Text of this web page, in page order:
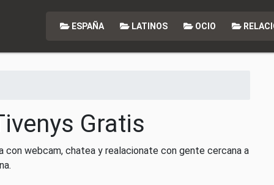
ESPAÑA LATINOS OCIO
Gratis
con webcam, chatea y realacionate con gente cercana a